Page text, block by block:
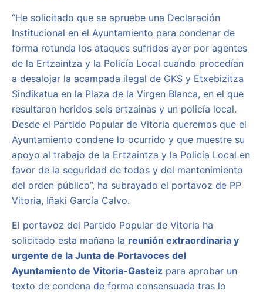
“He solicitado que se apruebe una Declaración
Institucional en el Ayuntamiento para condenar de
forma rotunda los ataques sufridos ayer por agentes
de la Ertzaintza y la Policía Local cuando procedían
a desalojar la acampada ilegal de GKS y Etxebizitza
Sindikatua en la Plaza de la Virgen Blanca, en el que
resultaron heridos seis ertzainas y un policía local.
Desde el Partido Popular de Vitoria queremos que el
Ayuntamiento condene lo ocurrido y que muestre su
apoyo al trabajo de la Ertzaintza y la Policía Local en
favor de la seguridad de todos y del mantenimiento
del orden público”, ha subrayado el portavoz de PP
Vitoria, Iñaki García Calvo.
El portavoz del Partido Popular de Vitoria ha
solicitado esta mañana la reunión extraordinaria y
urgente de la Junta de Portavoces del
Ayuntamiento de Vitoria-Gasteiz para aprobar un
texto de condena de forma consensuada tras lo